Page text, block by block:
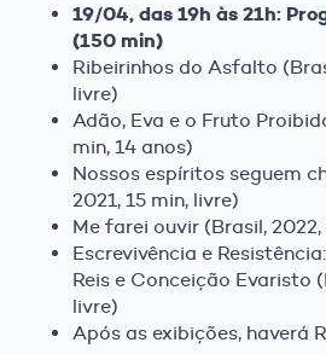
19/04, das 19h às 21h:
(150 min)
Ribeirinhos do Asfalto
livre)
Adão, Eva e o Fruto
min, 14 anos)
Nossos espíritos seguem
2021, 15 min, livre)
Me farei ouvir (Brasil,
Escrevivência e
Reis e Conceição Evaristo
livre)
Após as exibições, haverá